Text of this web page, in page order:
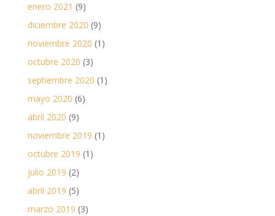
enero 2021 (9)
diciembre 2020 (9)
noviembre 2020 (1)
octubre 2020 (3)
septiembre 2020 (1)
mayo 2020 (6)
abril 2020 (9)
noviembre 2019 (1)
octubre 2019 (1)
julio 2019 (2)
abril 2019 (5)
marzo 2019 (3)